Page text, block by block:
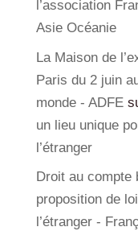
l’association
Asie Océanie
La Maison de
Paris du 2 juin
monde - ADFE
un lieu unique
l’étranger
Droit au compte
proposition de
l’étranger -